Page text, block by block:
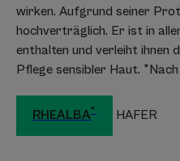
wirken. Aufgrund seiner
hochverträglich. Er ist in
enthalten und verleiht ihnen
Pflege sensibler Haut.
RHEALBA® HAFER